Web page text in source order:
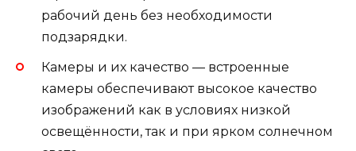
рабочий день без необходимости
подзарядки.
Камеры и их качество — встроенные
камеры обеспечивают высокое качество
изображений как в условиях низкой
освещённости, так и при ярком солнечном